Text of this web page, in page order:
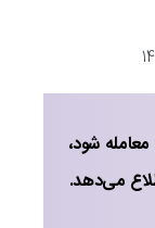
شود،
می‌دهد.